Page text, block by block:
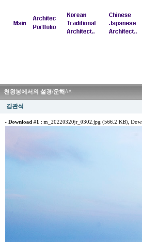
천왕봉에서의 설경/운해^^
김관석
- Download #1 : m_20220320jr_0302.jpg (566.2 KB) ,